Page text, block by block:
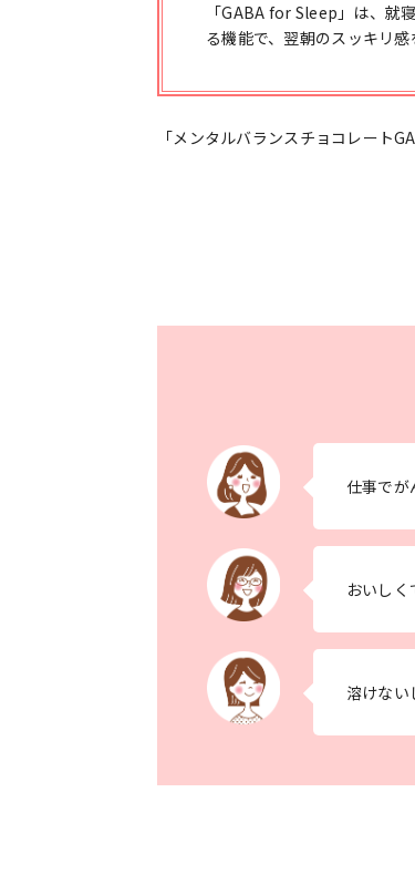
「GABA for Sleep」は、就
る機能で、翌朝のスッキリ感
「メンタルバランスチョコレー
仕事でが
おいし
溶けない